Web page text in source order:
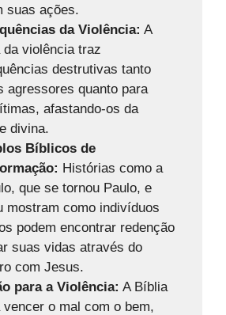
suas ações.
da Violência: A
da violência traz
destrutivas tanto
agressores quanto para
afastando-os da
divina.
Bíblicos de
Histórias como a
que se tornou Paulo, e
mostram como indivíduos
podem encontrar redenção
suas vidas através do
com Jesus.
para a Violência: A Bíblia
vencer o mal com o bem,